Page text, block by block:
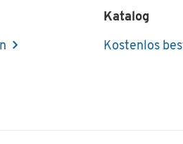
Katalog
Kostenlos